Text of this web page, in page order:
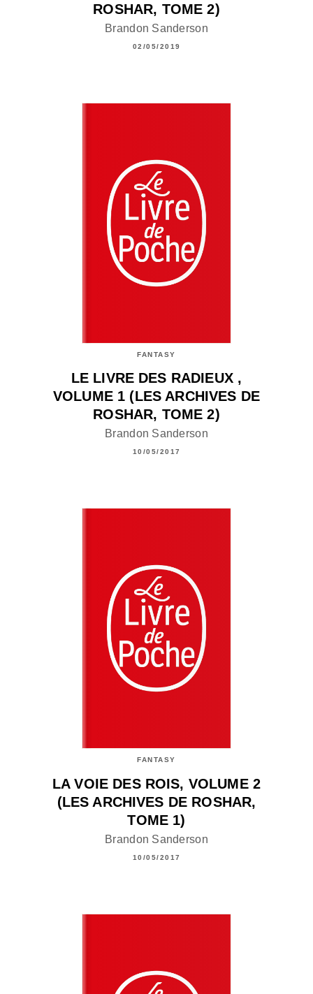
ROSHAR, TOME 2)
Brandon Sanderson
02/05/2019
FANTASY
LE LIVRE DES RADIEUX ,
VOLUME 1 (LES ARCHIVES DE
ROSHAR, TOME 2)
Brandon Sanderson
10/05/2017
FANTASY
LA VOIE DES ROIS, VOLUME 2
(LES ARCHIVES DE ROSHAR,
TOME 1)
Brandon Sanderson
10/05/2017